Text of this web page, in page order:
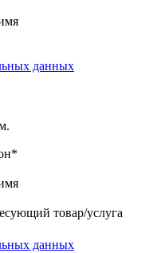
данных
*
товар/услуга
данных